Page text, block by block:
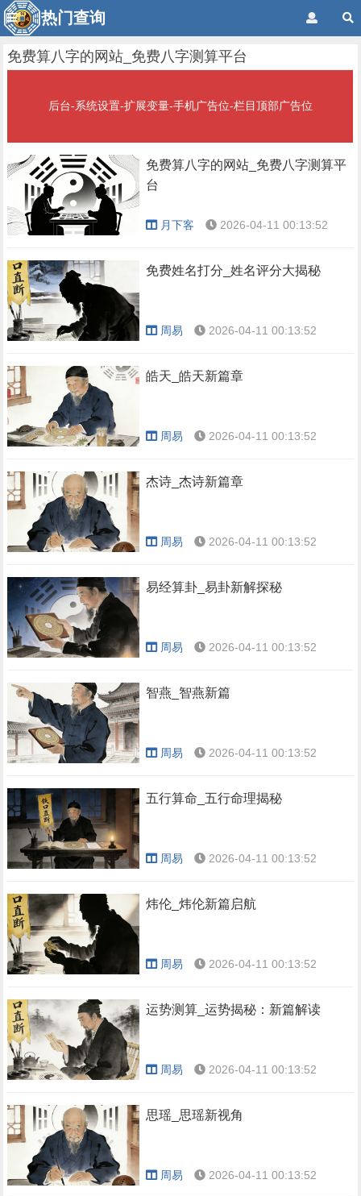
热门查询
免费算八字的网站_免费八字测算平台
后台-系统设置-扩展变量-手机广告位-栏目顶部广告位
免费算八字的网站_免费八字测算平
台
月下客 2026-04-11 00:13:52
免费姓名打分_姓名评分大揭秘
周易 2026-04-11 00:13:52
皓天_皓天新篇章
周易 2026-04-11 00:13:52
杰诗_杰诗新篇章
周易 2026-04-11 00:13:52
易经算卦_易卦新解探秘
周易 2026-04-11 00:13:52
智燕_智燕新篇
周易 2026-04-11 00:13:52
五行算命_五行命理揭秘
周易 2026-04-11 00:13:52
炜伦_炜伦新篇启航
周易 2026-04-11 00:13:52
运势测算_运势揭秘：新篇解读
周易 2026-04-11 00:13:52
思瑶_思瑶新视角
周易 2026-04-11 00:13:52